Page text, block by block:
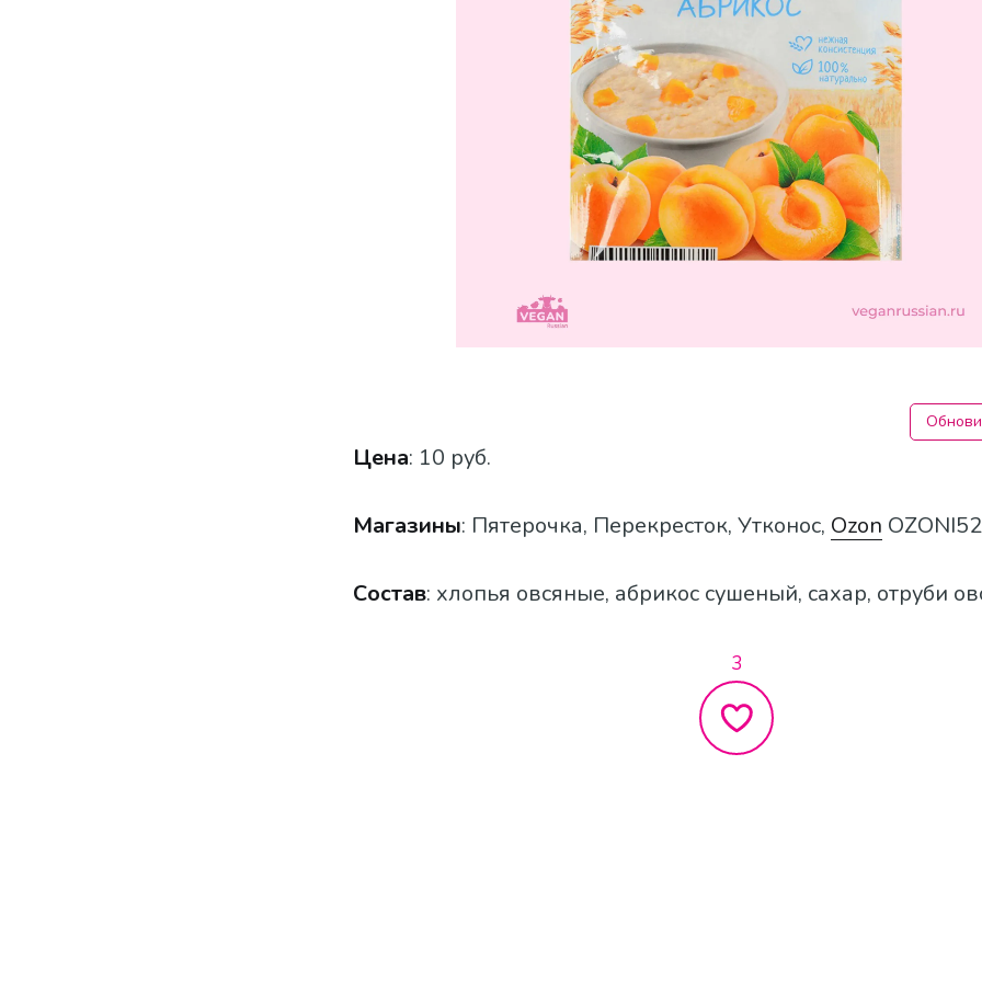
Цена: 10 руб.
Магазины: Пятерочка, Перекресток, Утконос, Ozon
Состав: хлопья овсяные, абрикос сушеный, сахар, отруби
3